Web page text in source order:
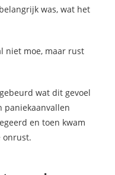
was, wat het
niet moe, maar rust
wat dit gevoel
paniekaanvallen
en toen kwam
onrust.